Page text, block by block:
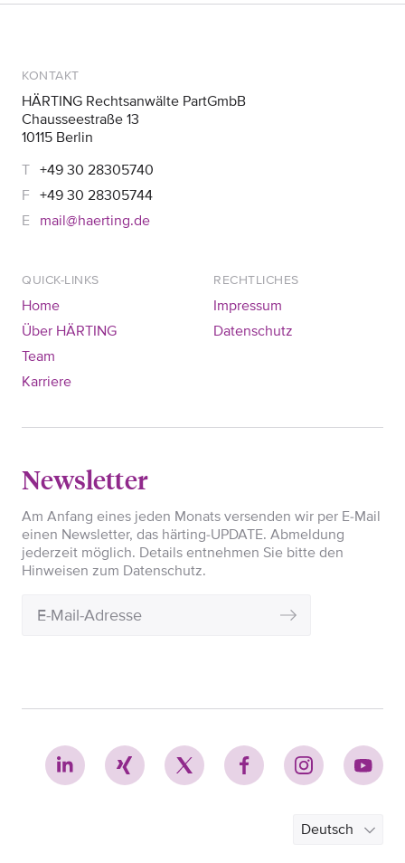
KONTAKT
HÄRTING Rechtsanwälte PartGmbB
Chausseestraße 13
10115 Berlin
+49 30 28305740
+49 30 28305744
mail@haerting.de
QUICK-LINKS
Home
Über HÄRTING
Team
Karriere
RECHTLICHES
Impressum
Datenschutz
Newsletter
Am Anfang eines jeden Monats versenden wir per E-Mail
einen Newsletter, das härting-UPDATE. Abmeldung
jederzeit möglich. Details entnehmen Sie bitte den
Hinweisen zum Datenschutz.